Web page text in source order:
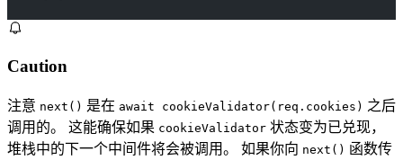
Caution
注意 next() 是在 await cookieValidator(req.cookies) 之后
调用的。 这能确保如果 cookieValidator 状态变为已兑现，
堆栈中的下一个中间件将会被调用。 如果你向 next() 函数传